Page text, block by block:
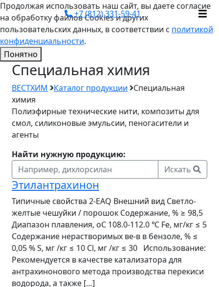
Продолжая использовать наш сайт, вы даете согласие
на обработку файлов Cookies и других
пользовательских данных, в соответствии с политикой
конфиденциальности.
Понятно
+7 (812) 331-59-41
Специальная химия
ВЕСТХИМ Каталог продукции
Специальная
химия
Полиэфирные технические нити, композиты для
смол, силиконовые эмульсии, пеногасители и
агенты
Найти нужную продукцию:
Искать
Этилантрахинон
Типичные свойства 2-EAQ Внешний вид Светло-
желтые чешуйки / порошок Содержание, % ≥ 98,5
Диапазон плавления, оС 108.0-112.0 ℃ Fe, мг/кг ≤ 5
Содержание нерастворимых ве-в в бензоле, % ≤
0,05 % S, мг /кг ≤ 10 Cl, мг /кг ≤ 30 Использование:
Рекомендуется в качестве катализатора для
антрахинонового метода производства перекиси
водорода, а также […]